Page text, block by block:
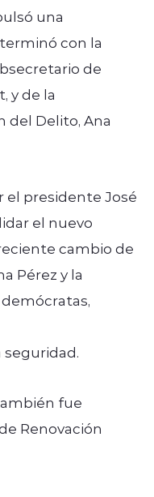
una
con la
de
y de la
del Delito, Ana
el presidente José
el nuevo
cambio de
Pérez y la
fue
Renovación